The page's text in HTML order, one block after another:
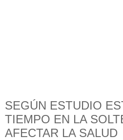
SEGÚN ESTUDIO
TIEMPO EN LA
AFECTAR LA SALUD